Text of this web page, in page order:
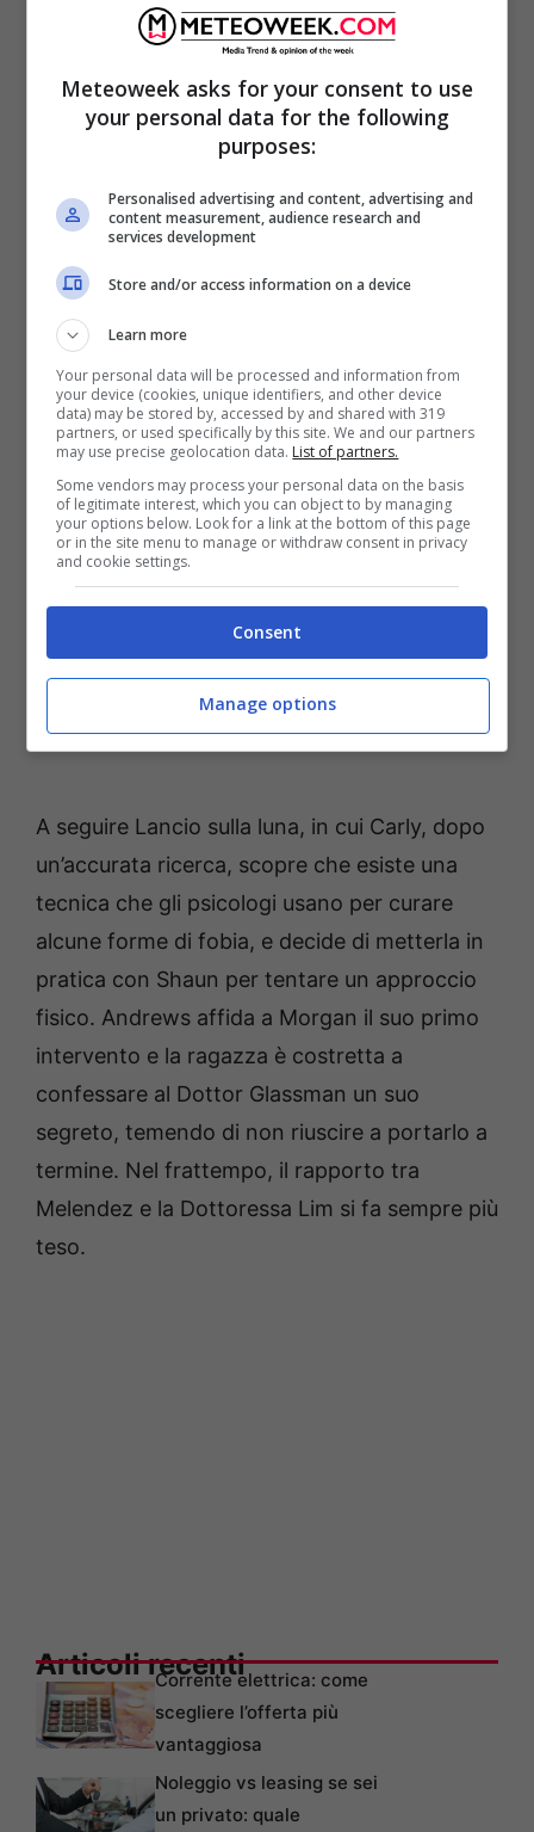
Nel primo episodio dal titolo Il coraggio di
Charlie, Shaun affronta il caso di una donna
affetta da una malattia genetica rara che
annulla le difese immunitarie. Morgan e Claire
si occupano di Charlie, un bambino che dovrà
sottoporsi a un’operazione che lo renderà
cieco. Nel frattempo Melendez e Lim
decidono di interrompere la loro relazione.
The good Doctor, Lancio
sulla luna
A seguire Lancio sulla luna, in cui Carly, dopo
un’accurata ricerca, scopre che esiste una
tecnica che gli psicologi usano per curare
alcune forme di fobia, e decide di metterla in
pratica con Shaun per tentare un approccio
fisico. Andrews affida a Morgan il suo primo
intervento e la ragazza è costretta a
confessare al Dottor Glassman un suo
segreto, temendo di non riuscire a portarlo a
termine. Nel frattempo, il rapporto tra
Melendez e la Dottoressa Lim si fa sempre più
teso.
Articoli recentiCorrente elettrica: come
scegliere l’offerta più
vantaggiosa
Noleggio vs leasing se sei
un privato: quale
Meteoweek asks for your consent to use
your personal data for the following
purposes:
Personalised advertising and content, advertising and
content measurement, audience research and
services development
Store and/or access information on a device
Learn more
Your personal data will be processed and information from
your device (cookies, unique identifiers, and other device
data) may be stored by, accessed by and shared with 319
partners, or used specifically by this site. We and our partners
may use precise geolocation data. List of partners.
Some vendors may process your personal data on the basis
of legitimate interest, which you can object to by managing
your options below. Look for a link at the bottom of this page
or in the site menu to manage or withdraw consent in privacy
and cookie settings.
Consent
Manage options